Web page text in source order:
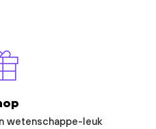
wetenschappe-leuk